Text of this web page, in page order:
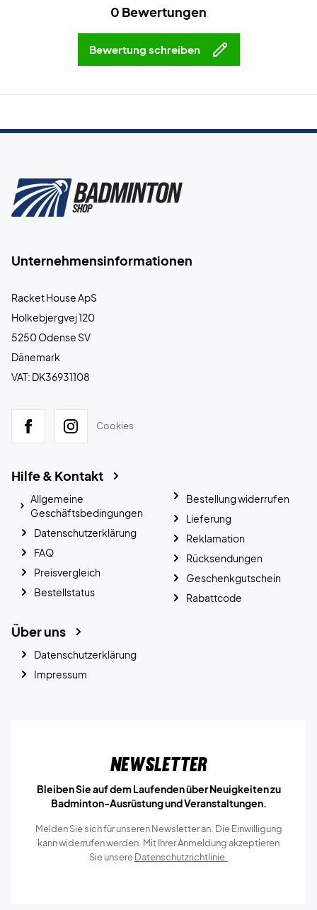
0 Bewertungen
Bewertung schreiben
Unternehmensinformationen
Racket House ApS
Holkebjergvej 120
5250 Odense SV
Dänemark
VAT: DK36931108
Cookies
Hilfe & Kontakt
Allgemeine
Geschäftsbedingungen
Datenschutzerklärung
FAQ
Preisvergleich
Bestellstatus
Bestellung widerrufen
Lieferung
Reklamation
Rücksendungen
Geschenkgutschein
Rabattcode
Über uns
Datenschutzerklärung
Impressum
Newsletter
Bleiben Sie auf dem Laufenden über Neuigkeiten zu
Badminton-Ausrüstung und Veranstaltungen.
Melden Sie sich für unseren Newsletter an. Die Einwilligung
kann widerrufen werden. Mit Ihrer Anmeldung akzeptieren
Sie unsereDatenschutzrichtlinie.